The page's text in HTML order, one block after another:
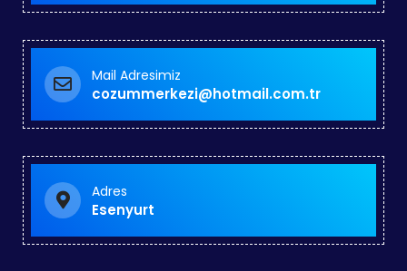
Mail Adresimiz
cozummerkezi@hotmail.com.tr
Adres
Esenyurt